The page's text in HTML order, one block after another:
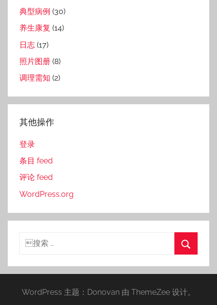
典型病例 (30)
养生康复 (14)
日志 (17)
照片图册 (8)
调理需知 (2)
其他操作
登录
条目 feed
评论 feed
WordPress.org
搜
索
WordPress 主题：Donovan 由 ThemeZee 设计。